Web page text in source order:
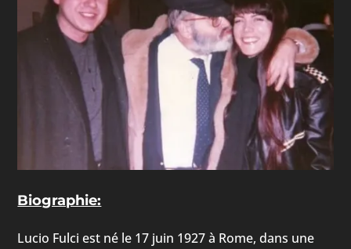
Biographie:
Lucio Fulci est né le 17 juin 1927 à Rome, dans une